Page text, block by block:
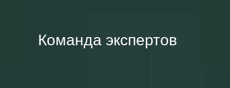
Команда экспертов